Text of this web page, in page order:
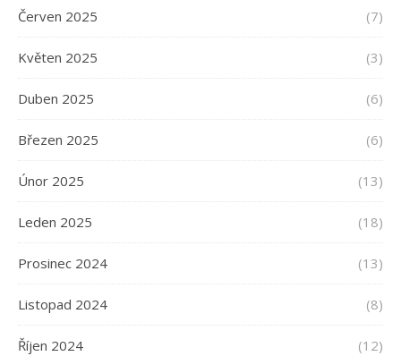
Červen 2025 (7)
Květen 2025 (3)
Duben 2025 (6)
Březen 2025 (6)
Únor 2025 (13)
Leden 2025 (18)
Prosinec 2024 (13)
Listopad 2024 (8)
Říjen 2024 (12)